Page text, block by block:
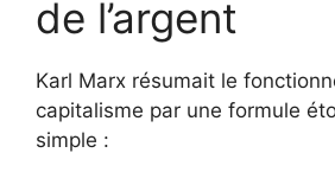
de l’argent
Karl Marx résumait le
capitalisme par une formule
simple :